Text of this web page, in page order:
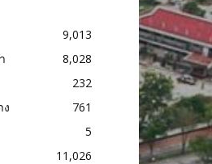
9,013
8,028
232
761
5
11,026